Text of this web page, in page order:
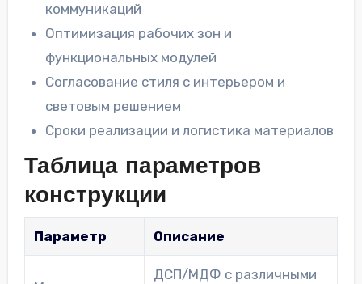
коммуникаций
Оптимизация рабочих зон и
функциональных модулей
Согласование стиля с интерьером и
световым решением
Сроки реализации и логистика материалов
Таблица параметров
конструкции
Параметр Описание
ДСП/МДФ с различными